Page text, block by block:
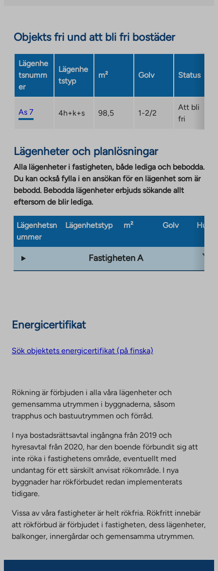
opens
in
a
tab
Objekts fri und att bli fri bostäder
Lägenhe
tsnumm
er
Lägenhe
tstyp
m² Golv Status
As 7 4h+k+s 98,5 1-2/2
Att bli
fri
Lägenheter och planlösningar
Alla lägenheter i fastigheten, både lediga och bebodda.
Du kan också fylla i en ansökan för en lägenhet som är
bebodd. Bebodda lägenheter erbjuds sökande allt
eftersom de blir lediga.
Lägenhetsn
ummer
Lägenhetstyp m² Golv
Fastigheten A
Energicertifikat
Sök objektets energicertifikat (på finska)
Rökning är förbjuden i alla våra lägenheter och
gemensamma utrymmen i byggnaderna, såsom
trapphus och bastuutrymmen och förråd.
I nya bostadsrättsavtal ingångna från 2019 och
hyresavtal från 2020, har den boende förbundit sig att
inte röka i fastighetens område, eventuellt med
undantag för ett särskilt anvisat rökområde. I nya
byggnader har rökförbudet redan implementerats
tidigare.
Vissa av våra fastigheter är helt rökfria. Rökfritt innebär
att rökförbud är förbjudet i fastigheten, dess lägenheter,
balkonger, innergårdar och gemensamma utrymmen.